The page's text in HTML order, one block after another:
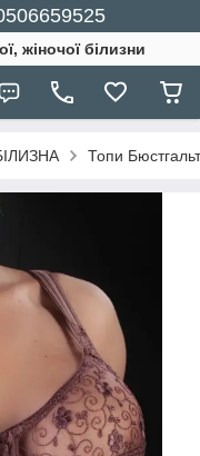
жіночої білизни
Топи